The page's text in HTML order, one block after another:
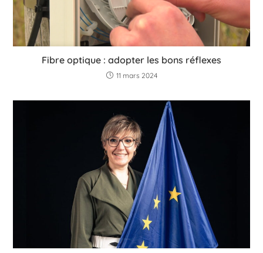
Fibre optique : adopter les bons réflexes
11 mars 2024